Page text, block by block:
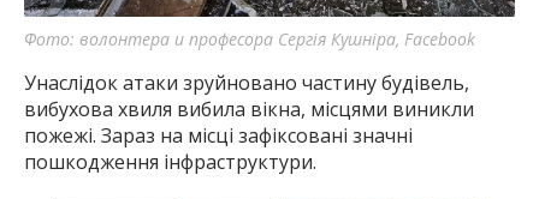
Фото: волонтера и професора Сергія Кушніра, Facebook
Унаслідок атаки зруйновано частину будівель,
вибухова хвиля вибила вікна, місцями виникли
пожежі. Зараз на місці зафіксовані значні
пошкодження інфраструктури.